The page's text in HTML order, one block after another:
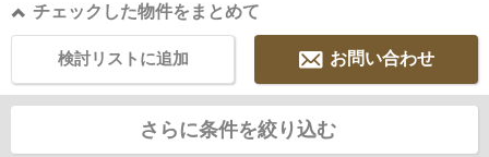
チェックした物件をまとめて
お問い合わせ
検討リストに追加
さらに条件を絞り込む